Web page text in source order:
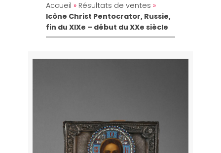
Accueil » Résultats de ventes »
Icône Christ Pentocrator, Russie,
fin du XIXe – début du XXe siècle